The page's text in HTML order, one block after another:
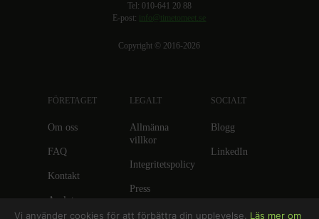
Vi använder cookies för att förbättra din upplevelse. Läs mer om
Tel: 010-641 20 88
E-post: info@timetomeet.se
Copyright © 2016-2026
FÖRETAGET
Om oss
FAQ
Kontakt
Anslut
anläggning
LEGALT
Allmänna
villkor
Integritetspolicy
Press
SOCIALT
Blogg
LinkedIn